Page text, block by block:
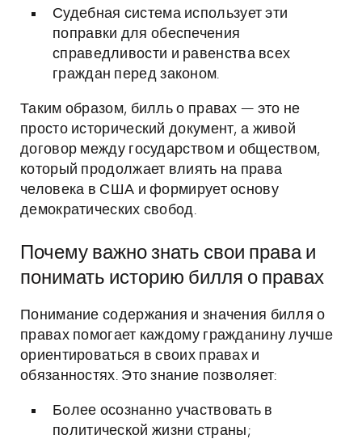
Судебная система использует эти
поправки для обеспечения
справедливости и равенства всех
граждан перед законом.
Таким образом, билль о правах — это не
просто исторический документ, а живой
договор между государством и обществом,
который продолжает влиять на права
человека в США и формирует основу
демократических свобод.
Почему важно знать свои права и
понимать историю билля о правах
Понимание содержания и значения билля о
правах помогает каждому гражданину лучше
ориентироваться в своих правах и
обязанностях. Это знание позволяет:
Более осознанно участвовать в
политической жизни страны;